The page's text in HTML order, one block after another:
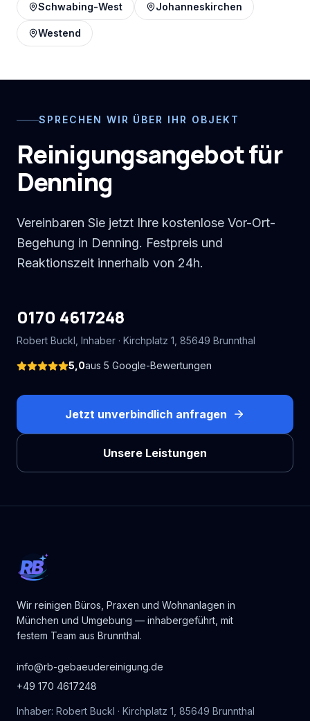
Schwabing-West Johanneskirchen
Westend
SPRECHEN WIR ÜBER IHR OBJEKT
Reinigungsangebot für
Denning
Vereinbaren Sie jetzt Ihre kostenlose Vor-Ort-
Begehung in Denning. Festpreis und
Reaktionszeit innerhalb von 24h.
0170 4617248
Robert Buckl , Inhaber · Kirchplatz 1 85649 Brunnthal
5,0aus 5 Google-Bewertungen
Jetzt unverbindlich anfragen
Unsere Leistungen
RB
Wir reinigen Büros, Praxen und Wohnanlagen in
München und Umgebung — inhabergeführt, mit
festem Team aus Brunnthal.
info@rb-gebaeudereinigung.de
+49 170 4617248
Inhaber: Robert Buckl · Kirchplatz 1, 85649 Brunnthal